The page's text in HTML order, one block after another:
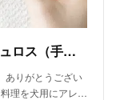
揚げずにオーブン調理☆焼きミニチュロス（手作り犬おやつレシピ）｜いちかわあやこ（犬ごはん先生）｜note
ありがとうござい
理を犬用にアレ…